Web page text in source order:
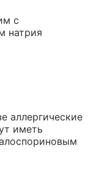
с
натрия
аллергические
иметь